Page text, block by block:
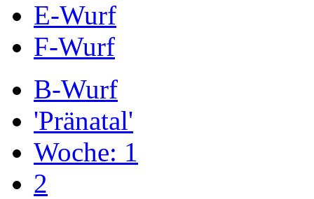
E-Wurf
F-Wurf
B-Wurf
'Pränatal'
Woche: 1
2